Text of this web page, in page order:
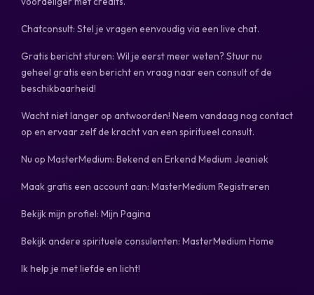
Chatconsult: Stel je vragen eenvoudig via een live chat.
Gratis bericht sturen: Wil je eerst meer weten? Stuur nu
geheel gratis een bericht en vraag naar een consult of de
beschikbaarheid!
Wacht niet langer op antwoorden! Neem vandaag nog contact
op en ervaar zelf de kracht van een spiritueel consult.
Nu op MasterMedium: Bekend en Erkend Medium Jeaniek
Maak gratis een account aan: MasterMedium Registreren
Bekijk mijn profiel: Mijn Pagina
Bekijk andere spirituele consulenten: MasterMedium Home
Ik help je met liefde en licht!